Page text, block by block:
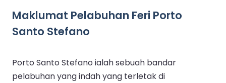
Maklumat Pelabuhan Feri Porto
Santo Stefano
Porto Santo Stefano ialah sebuah bandar
pelabuhan yang indah yang terletak di